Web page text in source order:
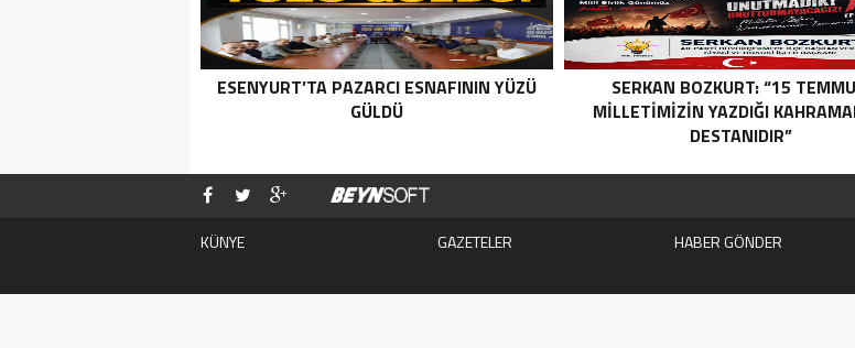
ESENYURT’TA PAZARCI ESNAFININ YÜZÜ
GÜLDÜ
SERKAN BOZKURT: “15
MILLETIMIZIN YAZDIĞI
DESTANIDIR”
KÜNYE GAZETELER HABER GÖNDER